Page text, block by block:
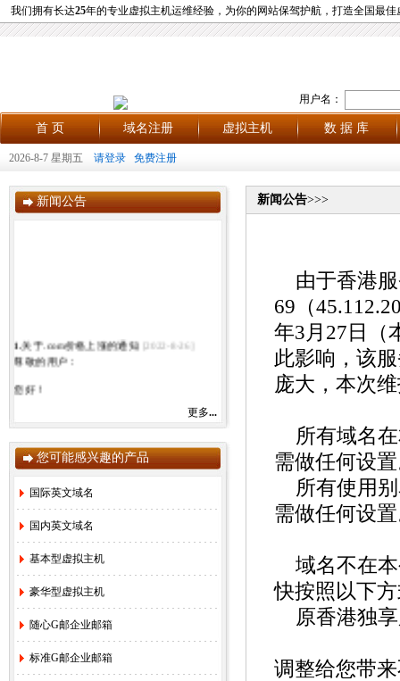
我们拥有长达25年的专业虚拟主机运维经验，为你的网站保驾护航，打造全国最佳
用户名：
首 页 域名注册 虚拟主机 数 据 库
2026-8-7 星期五 请登录 免费注册
新闻公告
1.关于.com价格上涨的通知 [2022-8-26]
尊敬的用户：
您好！
感谢您一直以来对赛友在线的关注和支持！
由于注册局成本上涨，我司将于2022年9月1
日开始对.com后缀域名注册和续费价格进行
调整。
.com注册首年以及续费上涨幅度5元/每年，
详情参考赛友在线域名价格总览。
如果您需要使用，管理以上业务，敬请您提
2022年08月26日
2.关于《全面实行域名实名制》的紧急通
知！ [2022-6-23]
3.
关于.com价格调整的通知
更多...
您可能感兴趣的产品
国际英文域名
国内英文域名
基本型虚拟主机
豪华型虚拟主机
随心G邮企业邮箱
标准G邮企业邮箱
新闻公告>>>
由于香港服
69（
年3月27日（
此影响，该
庞大，本次
所有域名在
需做任何设
所有使用别
需做任何设
域名不在本
快按照以下
原香港独享
调整给您带